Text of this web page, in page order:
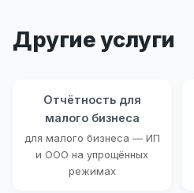
Другие услуги
Отчётность для
малого бизнеса
для малого бизнеса — ИП
и ООО на упрощённых
режимах